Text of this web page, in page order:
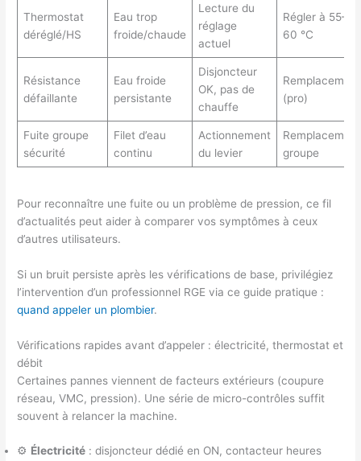
Thermostat
déréglé/HS
Eau trop
froide/chaude
Lecture du
réglage
actuel
Régler à 55–
60 °C
Résistance
défaillante
Eau froide
persistante
Disjoncteur
OK, pas de
chauffe
Remplacement
(pro)
Fuite groupe
sécurité
Filet d’eau
continu
Actionnement
du levier
Remplacement
groupe
Pour reconnaître une fuite ou un problème de pression, ce fil
d’actualités peut aider à comparer vos symptômes à ceux
d’autres utilisateurs.
Si un bruit persiste après les vérifications de base, privilégiez
l’intervention d’un professionnel RGE via ce guide pratique :
quand appeler un plombier.
Vérifications rapides avant d’appeler : électricité, thermostat et
débit
Certaines pannes viennent de facteurs extérieurs (coupure
réseau, VMC, pression). Une série de micro-contrôles suffit
souvent à relancer la machine.
⚙️ Électricité : disjoncteur dédié en ON, contacteur heures